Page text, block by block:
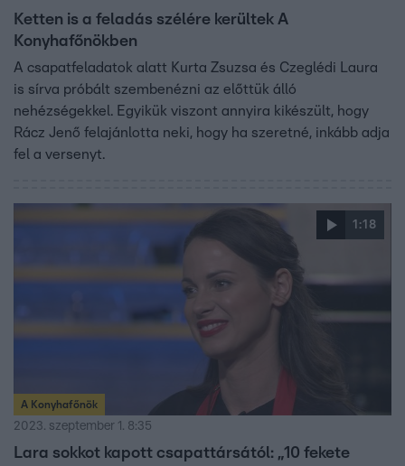
Ketten is a feladás szélére kerültek A
Konyhafőnökben
A csapatfeladatok alatt Kurta Zsuzsa és Czeglédi Laura
is sírva próbált szembenézni az előttük álló
nehézségekkel. Egyikük viszont annyira kikészült, hogy
Rácz Jenő felajánlotta neki, hogy ha szeretné, inkább adja
fel a versenyt.
1:18
A Konyhafőnök
2023. szeptember 1. 8:35
Lara sokkot kapott csapattársától: „10 fekete